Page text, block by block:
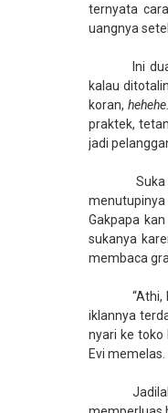
ternyata
uangnya
Ini
kalau
koran, hehehe.
praktek,
jadi
menutupinya
Gakpapa
sukanya
membaca
iklannya
nyari ke toko
Evi memelas.